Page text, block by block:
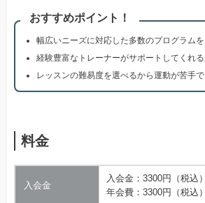
おすすめポイント！
幅広いニーズに対応した多数のプログラム
経験豊富なトレーナーがサポートしてくれ
レッスンの難易度を選べるから運動が苦手
料金
入会金
入会金：3300円（税込）
年会費：3300円（税込）